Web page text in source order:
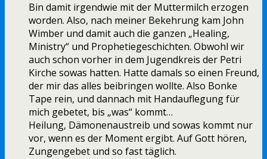
Bin damit irgendwie mit der Muttermilch erzogen
worden. Also, nach meiner Bekehrung kam John
Wimber und damit auch die ganzen „Healing,
Ministry“ und Prophetiegeschichten. Obwohl wir
auch schon vorher in dem Jugendkreis der Petri
Kirche sowas hatten. Hatte damals so einen Freund,
der mir das alles beibringen wollte. Also Bonke
Tape rein, und dannach mit Handauflegung für
mich gebetet, bis „was“ kommt…
Heilung, Dämonenaustreib und sowas kommt nur
vor, wenn es der Moment ergibt. Auf Gott hören,
Zungengebet und so fast täglich.